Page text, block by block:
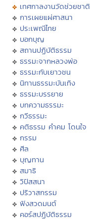
เทศกาลงานวัดช่วยชาติ
การเผยแผ่ศาสนา
ประเพณีไทย
บอกบุญ
สถานปฏิบัติธรรม
ธรรมะจากหลวงพ่อ
ธรรมะกับเยาวชน
นิทานธรรมะบันเทิง
ธรรมะบรรยาย
บทความธรรมะ
กวีธรรมะ
คติธรรม คำคม โดนใจ
กรรม
ศีล
บุญทาน
สมาธิ
วิปัสสนา
ปริวาสกรรม
ฟังสวดมนต์
คอร์สปฏิบัติธรรม